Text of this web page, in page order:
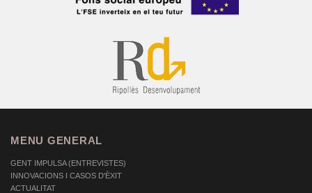
MENU GENERAL
GENT IMPULSA (ENTREVISTES)
INNOVACIONS I CASOS D'ÈXIT
ACTUALITAT